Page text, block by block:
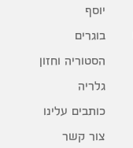
יוסף
בוגרים
הסטוריה וחזון
גלריה
כותבים עלינו
צור קשר